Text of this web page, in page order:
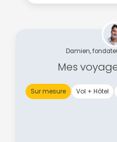
Damien,
Mes
Sur mesure Vol + Hôtel